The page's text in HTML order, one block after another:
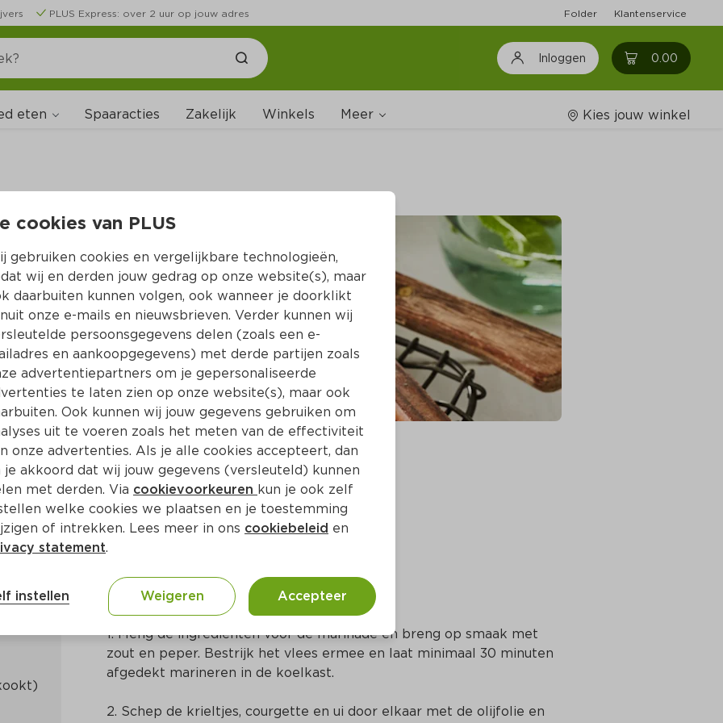
PLUS Express: over 2 uur op jouw adres Folder Klantenservice
Inloggen 0.00 0
eten Spaaracties Zakelijk Winkels Meer
Wijnshop
Boodschappenlijstjes
Kies jouw winkel
en rozemarijn
20 Min Mediterraans
Bereidingswijze
1. Meng de ingrediënten voor de marinade en breng op smaak met
zout en peper. Bestrijk het vlees ermee en laat minimaal 30 minuten
afgedekt marineren in de koelkast.
2. Schep de krieltjes, courgette en ui door elkaar met de olijfolie en
cookies van PLUS
gebruiken cookies en vergelijkbare technologieën,
wij en derden jouw gedrag op onze website(s), maar
daarbuiten kunnen volgen, ook wanneer je doorklikt
onze e-mails en nieuwsbrieven. Verder kunnen wij
persoonsgegevens delen (zoals een e-
en aankoopgegevens) met derde partijen zoals
advertentiepartners om je gepersonaliseerde
te laten zien op onze website(s), maar ook
Ook kunnen wij jouw gegevens gebruiken om
uit te voeren zoals het meten van de effectiviteit
onze advertenties. Als je alle cookies accepteert, dan
je akkoord dat wij jouw gegevens (versleuteld) kunnen
met derden. Via cookievoorkeuren kun je ook zelf
welke cookies we plaatsen en je toestemming
of intrekken. Lees meer in ons cookiebeleid en
statement.
instellen Weigeren Accepteer